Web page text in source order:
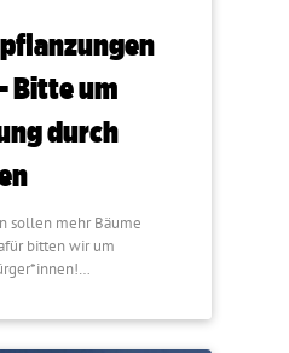
Bitte um
durch
sollen mehr Bäume
bitten wir um